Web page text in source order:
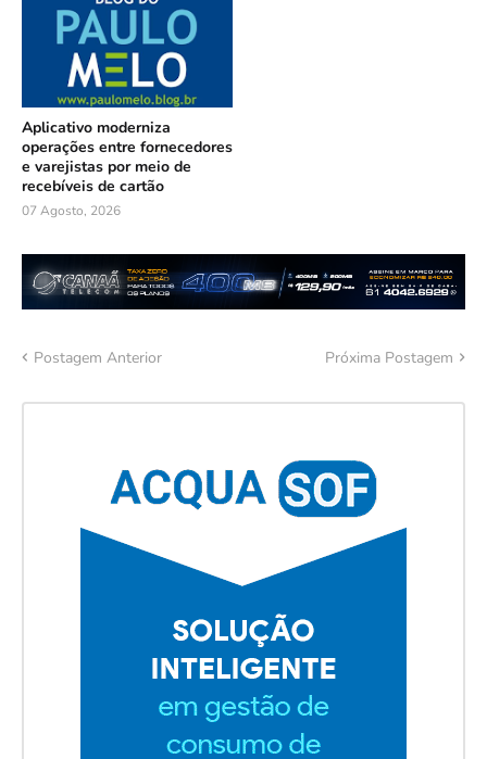
Aplicativo moderniza
operações entre fornecedores
e varejistas por meio de
recebíveis de cartão
07 Agosto, 2026
Postagem Anterior Próxima Postagem